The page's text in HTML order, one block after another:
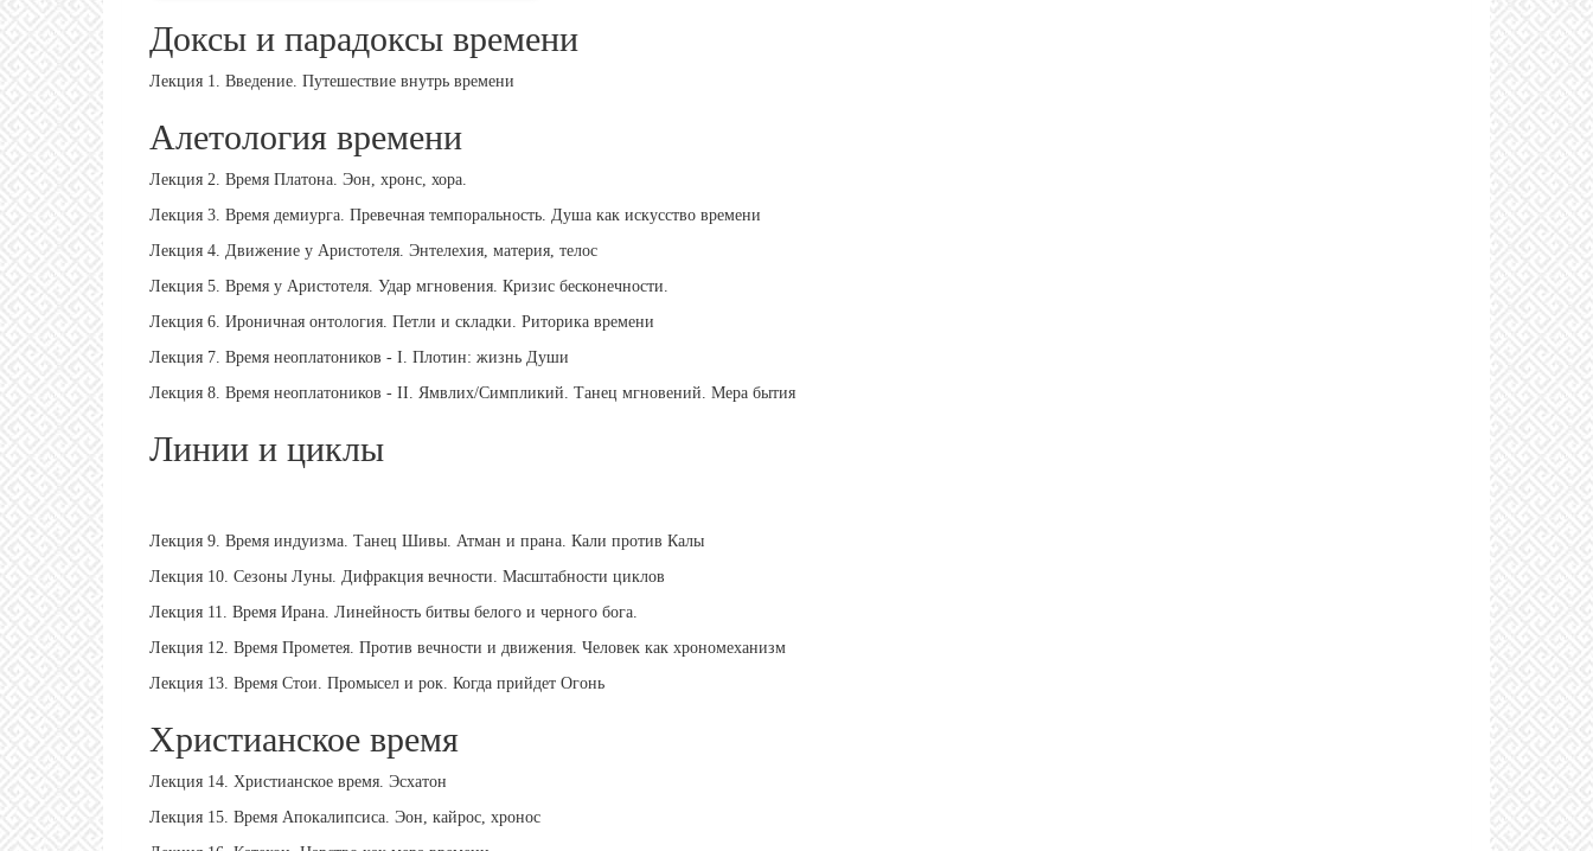
Доксы и парадоксы времени
Лекция 1. Введение. Путешествие внутрь времени
Алетология времени
Лекция 2. Время Платона. Эон, хронс, хора.
Лекция 3. Время демиурга. Превечная темпоральность. Душа как искусство времени
Лекция 4. Движение у Аристотеля. Энтелехия, материя, телос
Лекция 5. Время у Аристотеля. Удар мгновения. Кризис бесконечности.
Лекция 6. Ироничная онтология. Петли и складки. Риторика времени
Лекция 7. Время неоплатоников - I. Плотин: жизнь Души
Лекция 8. Время неоплатоников - II. Ямвлих/Симпликий. Танец мгновений. Мера бытия
Линии и циклы
Лекция 9. Время индуизма. Танец Шивы. Атман и прана. Кали против Калы
Лекция 10. Сезоны Луны. Дифракция вечности. Масштабности циклов
Лекция 11. Время Ирана. Линейность битвы белого и черного бога.
Лекция 12. Время Прометея. Против вечности и движения. Человек как хрономеханизм
Лекция 13. Время Стои. Промысел и рок. Когда прийдет Огонь
Христианское время
Лекция 14. Христианское время. Эсхатон
Лекция 15. Время Апокалипсиса. Эон, кайрос, хронос